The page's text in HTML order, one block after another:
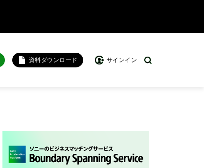
資料ダウンロード サインイン